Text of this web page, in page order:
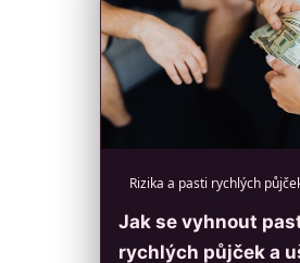
Rizika a pasti rychlých
Jak se vyhnout
rychlých půjček a